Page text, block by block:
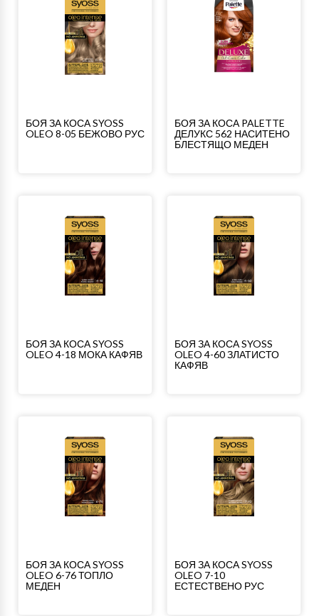
БОЯ ЗА КОСА SYOSS
OLEO 8-05 БЕЖОВО РУС
БОЯ ЗА КОСА PALETTE
ДЕЛУКС 562 НАСИТЕНО
БЛЕСТЯЩО МЕДЕН
БОЯ ЗА КОСА SYOSS
OLEO 4-18 МОКА КАФЯВ
БОЯ ЗА КОСА SYOSS
OLEO 4-60 ЗЛАТИСТО
КАФЯВ
БОЯ ЗА КОСА SYOSS
OLEO 6-76 ТОПЛО
МЕДЕН
БОЯ ЗА КОСА SYOSS
OLEO 7-10
ЕСТЕСТВЕНО РУС